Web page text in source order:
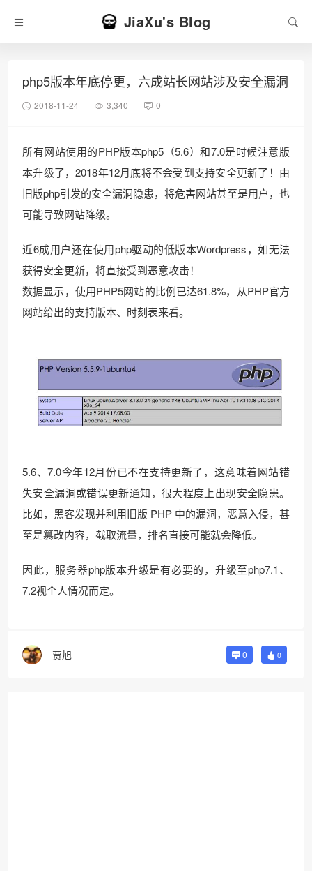
JiaXu's Blog
php5版本年底停更，六成站长网站涉及安全漏洞
2018-11-24 3,340 0
所有网站使用的PHP版本php5（5.6）和7.0是时候注意版
本升级了，2018年12月底将不会受到支持安全更新了！由
旧版php引发的安全漏洞隐患，将危害网站甚至是用户，也
可能导致网站降级。
近6成用户还在使用php驱动的低版本Wordpress，如无法
获得安全更新，将直接受到恶意攻击！
数据显示，使用PHP5网站的比例已达61.8%，从PHP官方
网站给出的支持版本、时刻表来看。
5.6、7.0今年12月份已不在支持更新了，这意味着网站错
失安全漏洞或错误更新通知，很大程度上出现安全隐患。
比如，黑客发现并利用旧版 PHP 中的漏洞，恶意入侵，甚
至是篡改内容，截取流量，排名直接可能就会降低。
因此，服务器php版本升级是有必要的，升级至php7.1、
7.2视个人情况而定。
贾旭 0 0